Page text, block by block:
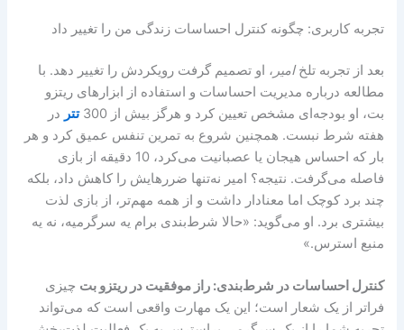
تجربه کاربری: چگونه کنترل احساسات زندگی من را تغییر داد
بعد از تجربه تلخامیر ، او تصمیم گرفت رویکردش را تغییر دهد. با
مطالعه درباره مدیریت احساسات و استفاده از ابزارهای ریتزو
بت، او بودجه‌ای مشخص تعیین کرد و هرگز بیش از 300
تتر در
هفته شرط نبست. همچنین شروع به تمرین تنفس عمیق کرد و هر
بار که احساس هیجان یا عصبانیت می‌کرد، 10 دقیقه از بازی
فاصله می‌گرفت. نتیجه؟ امیر نه‌تنها ضررهایش را کاهش داد، بلکه
چند برد کوچک اما معنادار داشت و از همه مهم‌تر، از بازی لذت
بیشتری برد. او می‌گوید: «حالا شرط‌بندی برام یه سرگرمیه، نه یه
منبع استرس.»
کنترل احساسات در شرط‌بندی: راز موفقیت در ریتزو بت چیزی
فراتر از یک شعار است؛ این یک مهارت واقعی است که می‌تواند